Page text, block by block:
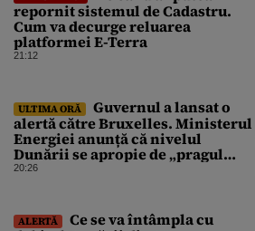
repornit sistemul de Cadastru.
Cum va decurge reluarea
platformei E-Terra
21:12
ULTIMA ORĂ
Guvernul a lansat o
alertă către Bruxelles. Ministerul
Energiei anunță că nivelul
Dunării se apropie de „pragul
critic”, iar centrala de la
20:26
ALERTĂ
Ce se va întâmpla cu